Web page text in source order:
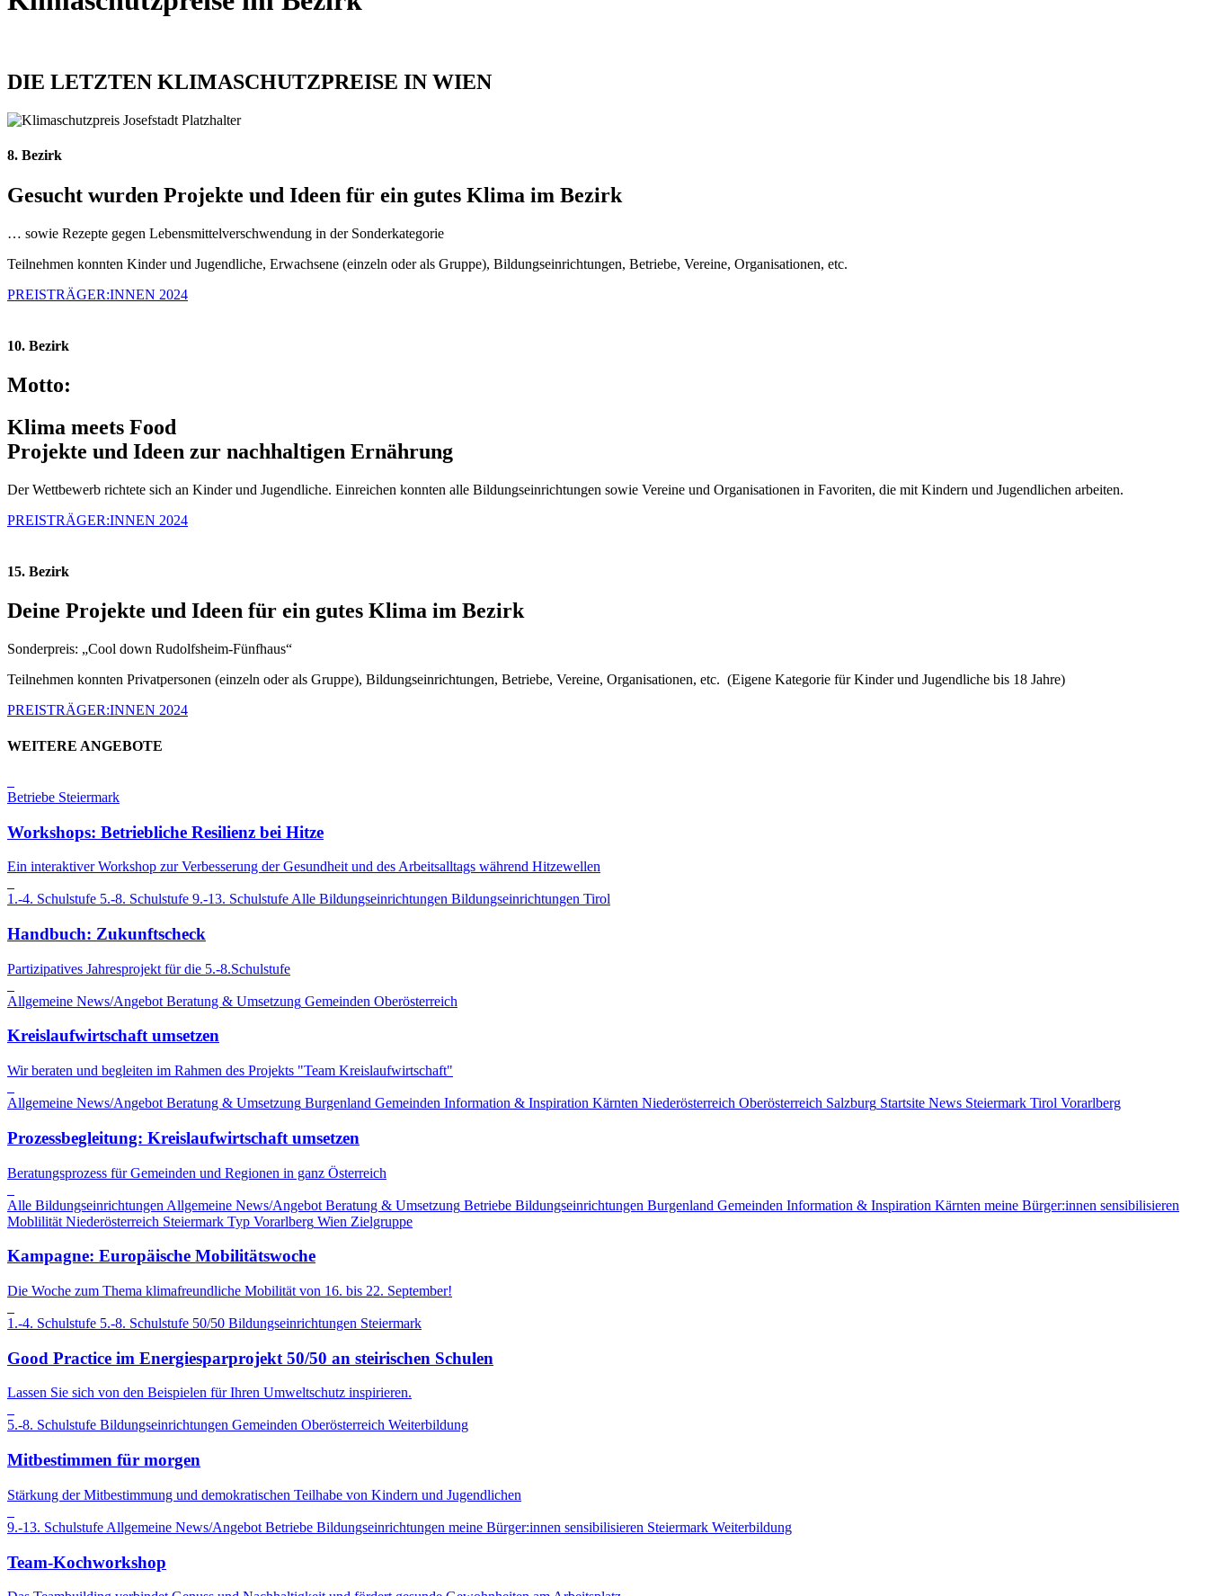
DIE LETZTEN KLIMASCHUTZPREISE IN WIEN
8. Bezirk
Gesucht wurden Projekte und Ideen für ein gutes Klima im Bezirk
… sowie Rezepte gegen Lebensmittelverschwendung in der Sonderkategorie
Teilnehmen konnten Kinder und Jugendliche, Erwachsene (einzeln oder als Gruppe), Bildungseinrichtungen, Betriebe, Vereine, Organisationen, etc.
PREISTRÄGER:INNEN 2024
10. Bezirk
Motto:
Klima meets Food
Projekte und Ideen zur nachhaltigen Ernährung
Der Wettbewerb richtete sich an Kinder und Jugendliche. Einreichen konnten alle Bildungseinrichtungen sowie Vereine und Organisationen in Favoriten, die mit Kindern und Jugendlichen arbeiten.
PREISTRÄGER:INNEN 2024
15. Bezirk
Deine Projekte und Ideen für ein gutes Klima im Bezirk
Sonderpreis: „Cool down Rudolfsheim-Fünfhaus“
Teilnehmen konnten Privatpersonen (einzeln oder als Gruppe), Bildungseinrichtungen, Betriebe, Vereine, Organisationen, etc. (Eigene Kategorie für Kinder und Jugendliche bis 18 Jahre)
PREISTRÄGER:INNEN 2024
WEITERE ANGEBOTE
Betriebe Steiermark
Workshops: Betriebliche Resilienz bei Hitze
Ein interaktiver Workshop zur Verbesserung der Gesundheit und des Arbeitsalltags während Hitzewellen
1.-4. Schulstufe 5.-8. Schulstufe 9.-13. Schulstufe Alle Bildungseinrichtungen Bildungseinrichtungen Tirol
Handbuch: Zukunftscheck
Partizipatives Jahresprojekt für die 5.-8.Schulstufe
Allgemeine News/Angebot Beratung & Umsetzung Gemeinden Oberösterreich
Kreislaufwirtschaft umsetzen
Wir beraten und begleiten im Rahmen des Projekts "Team Kreislaufwirtschaft"
Allgemeine News/Angebot Beratung & Umsetzung Burgenland Gemeinden Information & Inspiration Kärnten Niederösterreich Oberösterreich Salzburg Startsite News Steiermark Tirol Vorarlberg
Prozessbegleitung: Kreislaufwirtschaft umsetzen
Beratungsprozess für Gemeinden und Regionen in ganz Österreich
Alle Bildungseinrichtungen Allgemeine News/Angebot Beratung & Umsetzung Betriebe Bildungseinrichtungen Burgenland Gemeinden Information & Inspiration Kärnten meine Bürger:innen sensibilisieren
Moblilität Niederösterreich Steiermark Typ Vorarlberg Wien Zielgruppe
Kampagne: Europäische Mobilitätswoche
Die Woche zum Thema klimafreundliche Mobilität von 16. bis 22. September!
1.-4. Schulstufe 5.-8. Schulstufe 50/50 Bildungseinrichtungen Steiermark
Good Practice im Energiesparprojekt 50/50 an steirischen Schulen
Lassen Sie sich von den Beispielen für Ihren Umweltschutz inspirieren.
5.-8. Schulstufe Bildungseinrichtungen Gemeinden Oberösterreich Weiterbildung
Mitbestimmen für morgen
Stärkung der Mitbestimmung und demokratischen Teilhabe von Kindern und Jugendlichen
9.-13. Schulstufe Allgemeine News/Angebot Betriebe Bildungseinrichtungen meine Bürger:innen sensibilisieren Steiermark Weiterbildung
Team-Kochworkshop